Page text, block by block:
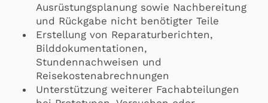
Ausrüstungsplanung sowie Nachbereitung
und Rückgabe nicht benötigter Teile
Erstellung von Reparaturberichten,
Bilddokumentationen,
Stundennachweisen und
Reisekostenabrechnungen
Unterstützung weiterer Fachabteilungen